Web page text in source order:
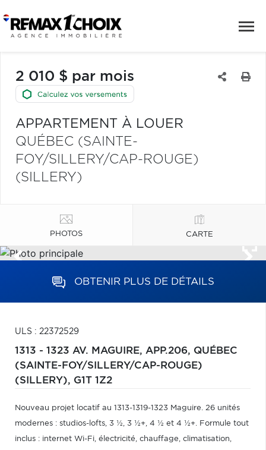
2 010 $ par mois
APPARTEMENT À LOUER
QUÉBEC (SAINTE-
FOY/SILLERY/CAP-ROUGE)
(SILLERY)
PHOTOS CARTE
OBTENIR PLUS DE DÉTAILS
ULS : 22372529
1313 - 1323 AV. MAGUIRE, APP.206, QUÉBEC
(SAINTE-FOY/SILLERY/CAP-ROUGE)
(SILLERY), G1T 1Z2
Nouveau projet locatif au 1313-1319-1323 Maguire. 26 unités
modernes : studios-lofts, 3 ½, 3 ½+, 4 ½ et 4 ½+. Formule tout
inclus : internet Wi-Fi, électricité, chauffage, climatisation,